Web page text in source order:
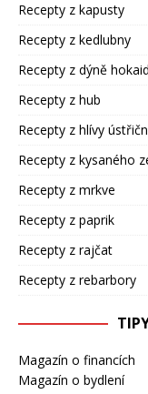
Recepty z kapusty
Recepty z kedlubny
Recepty z dýně
Recepty z hub
Recepty z hlívy
Recepty z kysaného
Recepty z mrkve
Recepty z paprik
Recepty z rajčat
Recepty z rebarbory
Magazín o financích
Magazín o bydlení